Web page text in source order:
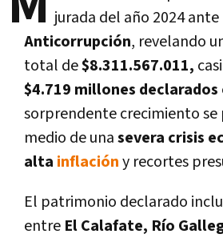
jurada del año 2024 ante
Anticorrupción, revelando
total de$8.311.567.011,
$4.719 millones declarados
sorprendente crecimiento se
medio de unasevera crisis
alta inflacióny recortes
El patrimonio declarado
entre El Calafate, Río